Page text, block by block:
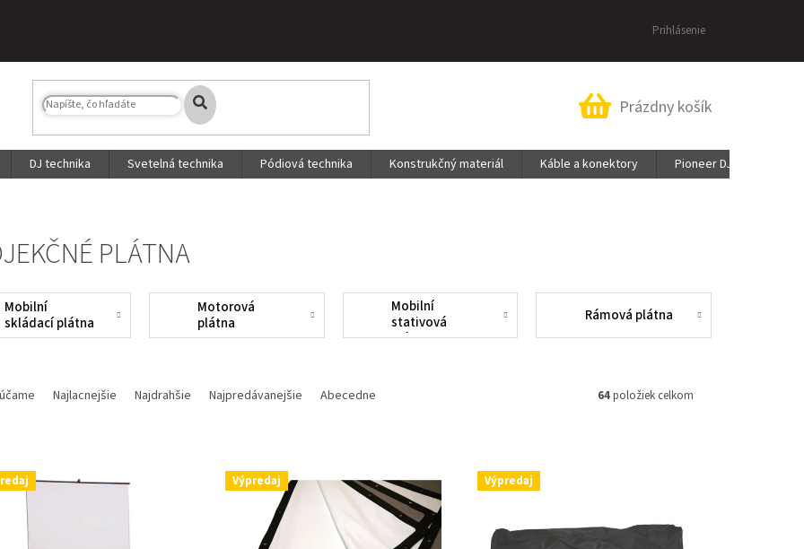
Prihlásenie
Nákupný
Prázdny košík
DJ technika Svetelná technika Pódiová technika Konstrukčný materiál Káble a konektory Pioneer DJ &
PLÁTNA
Mobilní
skládací plátna
Motorová
plátna
Mobilní
stativová
plátna
Rámová plátna
Najlacnejšie Najdrahšie Najpredávanejšie Abecedne 64položiek celkom
Výpredaj Výpredaj